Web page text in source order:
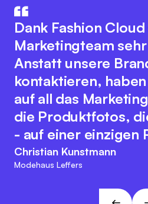
Die Integration
Fashion Cloud hat
Abläufe deutlich
haben nun Bilder
Artikeln im System,
Reporting, unser
Nachorder deutlich
Marc Ramelow
Dank Fashion
Marketingteam
Anstatt unsere
kontaktieren,
auf all das
die Produktfotos,
- auf einer einzigen
Christian Kunstmann
Modehaus Leffers
innovative
fördert eine
Zusammenarbeit
Branchenakteure
digitaler Prozesse.
sich das Team der
ihren
agilen Charakter.
Herangehensweise